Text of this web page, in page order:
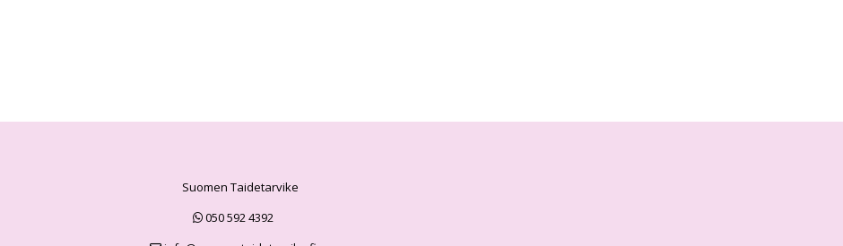
Suomen Taidetarvike
050 592 4392